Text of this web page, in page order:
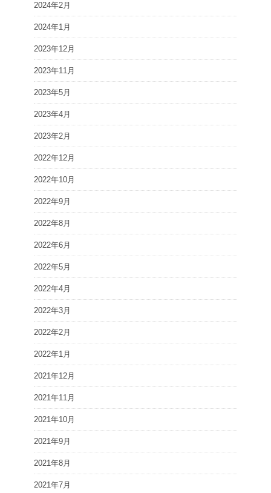
2024年2月
2024年1月
2023年12月
2023年11月
2023年5月
2023年4月
2023年2月
2022年12月
2022年10月
2022年9月
2022年8月
2022年6月
2022年5月
2022年4月
2022年3月
2022年2月
2022年1月
2021年12月
2021年11月
2021年10月
2021年9月
2021年8月
2021年7月